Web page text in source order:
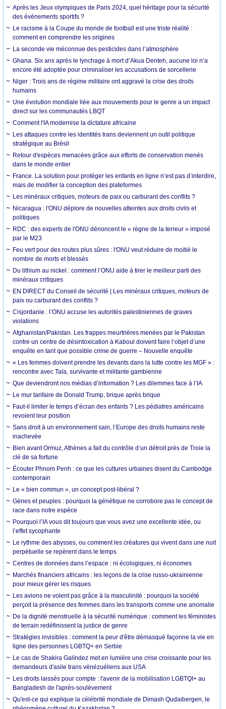
Après les Jeux olympiques de Paris 2024, quel héritage pour la sécurité
des évènements sportifs ?
Le racisme à la Coupe du monde de football est une triste réalité :
comment en comprendre les origines
La seconde vie méconnue des pesticides dans l’atmosphère
Ghana. Six ans après le lynchage à mort d’Akua Denteh, aucune loi n’a
encore été adoptée pour criminaliser les accusations de sorcellerie
Niger : Trois ans de régime militaire ont aggravé la crise des droits
humains
Une évolution mondiale liée aux mouvements pour le genre a un impact
direct sur les communautés LBQT
Comment l'IA modernise la dictature africaine
Les attaques contre les identités trans deviennent un outil politique
stratégique au Brésil
Retour d'espèces menacées grâce aux efforts de conservation menés
dans le monde entier
France. La solution pour protéger les enfants en ligne n’est pas d’interdire,
mais de modifier la conception des plateformes
Les minéraux critiques, moteurs de paix ou carburant des conflits ?
Nicaragua : l'ONU déplore de nouvelles atteintes aux droits civils et
politiques
RDC : des experts de l'ONU dénoncent le « règne de la terreur » imposé
par le M23
Feu vert pour des routes plus sûres : l'ONU veut réduire de moitié le
nombre de morts et blessés
Du lithium au nickel : comment l’ONU aide à tirer le meilleur parti des
minéraux critiques
EN DIRECT du Conseil de sécurité | Les minéraux critiques, moteurs de
paix ou carburant des conflits ?
Cisjordanie : l’ONU accuse les autorités palestiniennes de graves
violations
Afghanistan/Pakistan. Les frappes meurtrières menées par le Pakistan
contre un centre de désintoxication à Kaboul doivent faire l’objet d’une
enquête en tant que possible crime de guerre – Nouvelle enquête
« Les femmes doivent prendre les devants dans la lutte contre les MGF » :
rencontre avec Tala, survivante et militante gambienne
Que deviendront nos médias d’information ? Les dilemmes face à l’IA
Le mur tarifaire de Donald Trump, brique après brique
Faut-il limiter le temps d’écran des enfants ? Les pédiatres américains
revoient leur position
Sans droit à un environnement sain, l’Europe des droits humains reste
inachevée
Bien avant Ormuz, Athènes a fait du contrôle d’un détroit près de Troie la
clé de sa fortune
Écouter Phnom Penh : ce que les cultures urbaines disent du Cambodge
contemporain
Le « bien commun », un concept post-libéral ?
Gènes et peuples : pourquoi la génétique ne corrobore pas le concept de
race dans notre espèce
Pourquoi l’IA vous dit toujours que vous avez une excellente idée, ou
l’effet sycophante
Le rythme des abysses, ou comment les créatures qui vivent dans une nuit
perpétuelle se repèrent dans le temps
Centres de données dans l’espace : ni écologiques, ni économes
Marchés financiers africains : les leçons de la crise russo-ukrainienne
pour mieux gérer les risques
Les avions ne volent pas grâce à la masculinité : pourquoi la société
perçoit la présence des femmes dans les transports comme une anomalie
De la dignité menstruelle à la sécurité numérique : comment les féministes
de terrain redéfinissent la justice de genre
Stratégies invisibles : comment la peur d'être démasqué façonne la vie en
ligne des personnes LGBTQ+ en Serbie
Le cas de Shakira Galíndez met en lumière une crise croissante pour les
demandeurs d'asile trans vénézuéliens aux USA
Les droits laissés pour compte : l'avenir de la mobilisation LGBTQI+ au
Bangladesh de l'après-soulèvement
Qu'est-ce qui explique la célébrité mondiale de Dimash Qudaibergen, le